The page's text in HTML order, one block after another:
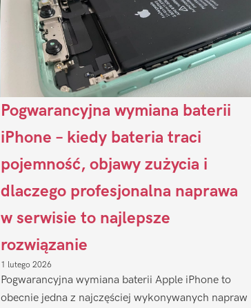
Pogwarancyjna wymiana baterii
iPhone – kiedy bateria traci
pojemność, objawy zużycia i
dlaczego profesjonalna naprawa
w serwisie to najlepsze
rozwiązanie
1 lutego 2026
Pogwarancyjna wymiana baterii Apple iPhone to
obecnie jedna z najczęściej wykonywanych napraw